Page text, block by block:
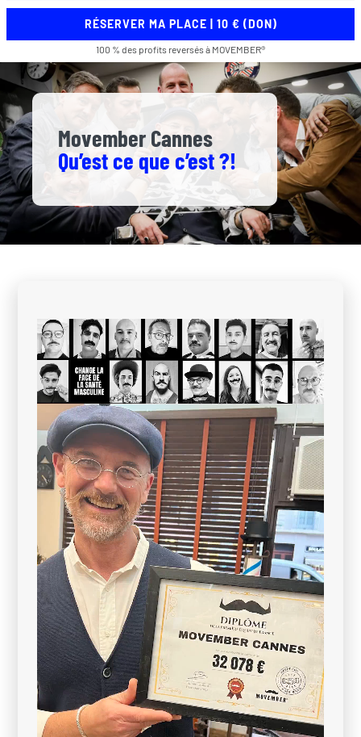
RÉSERVER MA PLACE | 10 € (DON)
100 % des profits reversés à MOVEMBER®
Movember Cannes
Qu’est ce que c’est ?!